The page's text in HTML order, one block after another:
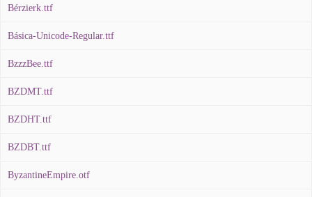
Bérzierk.ttf
Básica-Unicode-Regular.ttf
BzzzBee.ttf
BZDMT.ttf
BZDHT.ttf
BZDBT.ttf
ByzantineEmpire.otf